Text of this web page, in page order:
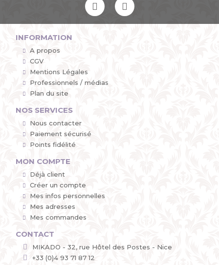
INFORMATION
A propos
CGV
Mentions Légales
Professionnels / médias
Plan du site
NOS SERVICES
Nous contacter
Paiement sécurisé
Points fidélité
MON COMPTE
Déjà client
Créer un compte
Mes infos personnelles
Mes adresses
Mes commandes
CONTACT
MIKADO - 32, rue Hôtel des Postes - Nice
+33 (0)4 93 71 87 12